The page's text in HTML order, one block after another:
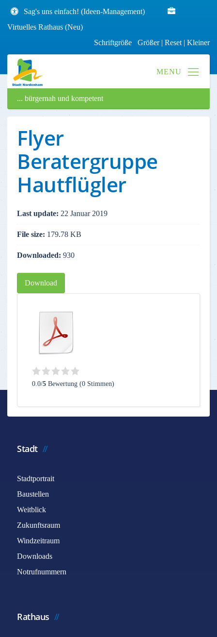
Sag's uns einfach! (Ideen-Management)
Virtuelles Rathaus (Neu)
Schriftgröße Größer| Reset | Kleiner
... bürgernah und kompetent
Flyer
Beratergruppe
Hautflügler
Last update: 22 Januar 2019
File size: 179.78 KB
Downloaded: 930
Download
0.0/5 Bewertung (0 Stimmen)
Stadt
Stadtportrait
Baustellen
Weitblick
Zukunftsraum
Windzeitraum
Downloads
Notrufnummern
Rathaus